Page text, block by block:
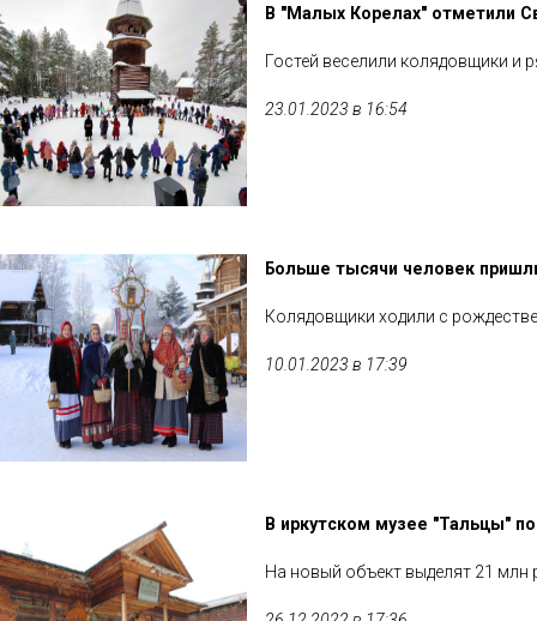
В "Малых Корелах" отметили
Гостей веселили колядовщики и
23.01.2023 в 16:54
Больше тысячи человек
Колядовщики ходили с
10.01.2023 в 17:39
В иркутском музее "Тальцы"
На новый объект выделят 21 млн